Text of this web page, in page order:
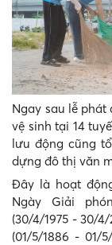
Ngay sau lễ phát
vệ sinh tại 14
lưu động cũng
dựng đô thị văn
Đây là hoạt
Ngày Giải
(30/4/1975 - 30/
(01/5/1886 - 01/